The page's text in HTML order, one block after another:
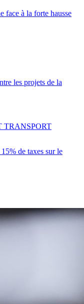
face à la forte hausse
les projets de la
de taxes sur le
TRANSPORT